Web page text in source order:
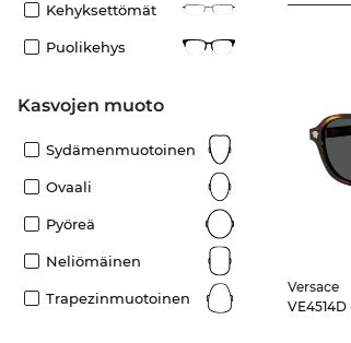
Kehyksettömät
Puolikehys
Kasvojen muoto
Sydämenmuotoinen
Ovaali
Pyöreä
Neliömäinen
Trapezinmuotoinen
Versace
VE4514D